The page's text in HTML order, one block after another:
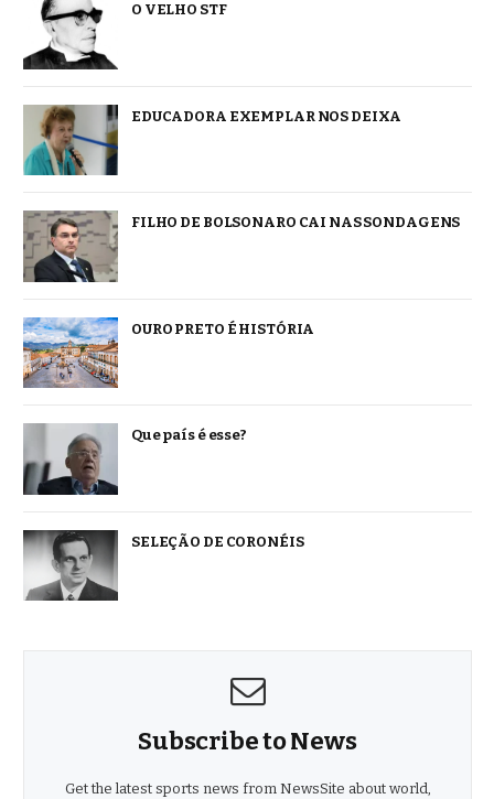
O VELHO STF
EDUCADORA EXEMPLAR NOS DEIXA
FILHO DE BOLSONARO CAI NAS SONDAGENS
OURO PRETO É HISTÓRIA
Que país é esse?
SELEÇÃO DE CORONÉIS
Subscribe to News
Get the latest sports news from NewsSite about world,